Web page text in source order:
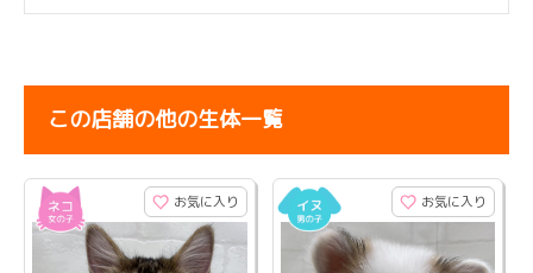
この店舗の他の生体一覧
お気に入り お気に入り